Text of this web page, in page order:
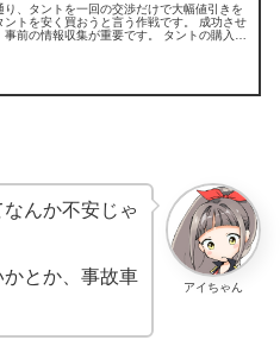
り、タントを一回の交渉だけで大幅値引きを
ントを安く買おうと言う作戦です。 成功させ
事前の情報収集が重要です。 タントの購入グ
アイちゃん
んか不安じゃ
とか、事故車